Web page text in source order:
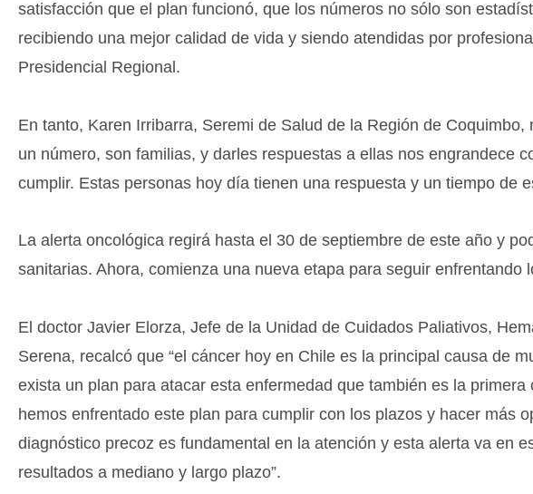
satisfacción que el plan funcionó, que los números no sólo son
recibiendo una mejor calidad de vida y siendo atendidas por
Presidencial Regional.
En tanto, Karen Irribarra, Seremi de Salud de la Región de
un número, son familias, y darles respuestas a ellas nos engrandece
cumplir. Estas personas hoy día tienen una respuesta y un tiempo de
La alerta oncológica regirá hasta el 30 de septiembre de este año y
sanitarias. Ahora, comienza una nueva etapa para seguir enfrentando
El doctor Javier Elorza, Jefe de la Unidad de Cuidados Paliativos,
Serena, recalcó que “el cáncer hoy en Chile es la principal causa de
exista un plan para atacar esta enfermedad que también es la
hemos enfrentado este plan para cumplir con los plazos y hacer más
diagnóstico precoz es fundamental en la atención y esta alerta va en
resultados a mediano y largo plazo”.